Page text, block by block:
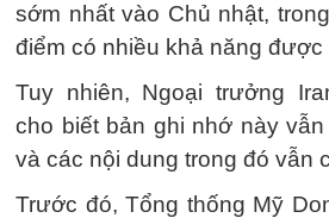
sớm nhất vào Chủ nhật,
điểm có nhiều khả năng
Tuy nhiên, Ngoại trưởng
cho biết bản ghi nhớ này
và các nội dung trong đó vẫn
Trước đó, Tổng thống Mỹ